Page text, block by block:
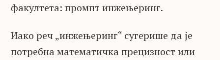
факултета: промпт инжењеринг.
Иако реч „инжењеринг“ сугерише да је
потребна математичка прецизност или